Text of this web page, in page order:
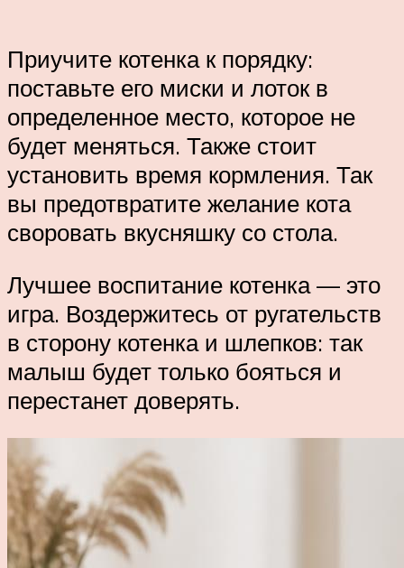
Приучите котенка к порядку:
поставьте его миски и лоток в
определенное место, которое не
будет меняться. Также стоит
установить время кормления. Так
вы предотвратите желание кота
своровать вкусняшку со стола.
Лучшее воспитание котенка — это
игра. Воздержитесь от ругательств
в сторону котенка и шлепков: так
малыш будет только бояться и
перестанет доверять.